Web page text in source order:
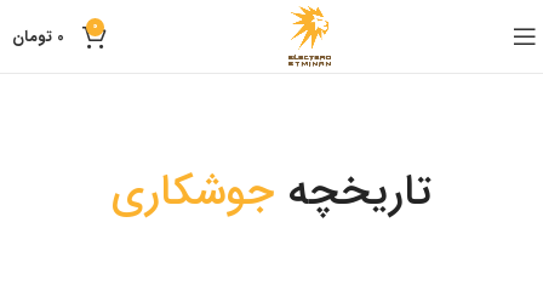
0
0 تومان
تاریخچه جوشکاری